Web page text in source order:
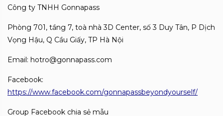
Công ty TNHH Gonnapass
Phòng 701, tầng 7, toà nhà 3D Center, số 3 Duy Tân, P Dịch
Vọng Hậu, Q Cầu Giấy, TP Hà Nội
Email: hotro@gonnapass.com
Facebook:
https://www.facebook.com/gonnapassbeyondyourself/
Group Facebook chia sẻ mẫu